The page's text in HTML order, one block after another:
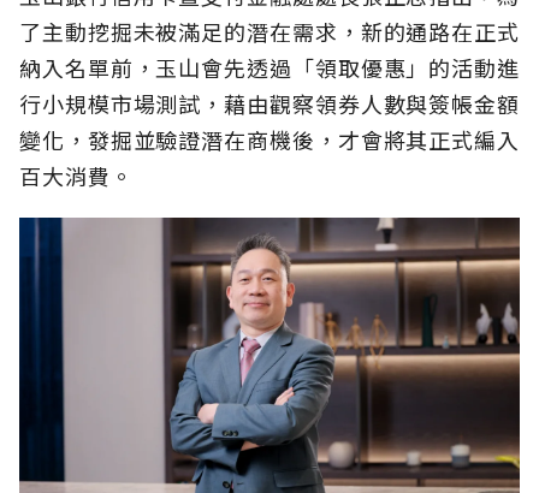
了主動挖掘未被滿足的潛在需求，新的通路在正式
納入名單前，玉山會先透過「領取優惠」的活動進
行小規模市場測試，藉由觀察領券人數與簽帳金額
變化，發掘並驗證潛在商機後，才會將其正式編入
百大消費。